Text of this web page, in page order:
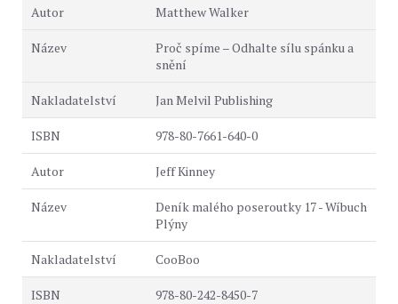
Matthew Walker
Proč spíme – Odhalte sílu spánku a
snění
Jan Melvil Publishing
978-80-7661-640-0
Jeff Kinney
Deník malého poseroutky 17 - Wíbuch
Plýny
CooBoo
978-80-242-8450-7